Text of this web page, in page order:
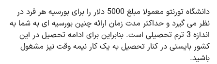
دانشگاه تورنتو معمولا مبلغ 5000 دلار را برای بورسیه هر فرد در
نظر می گیرد و حداکثر مدت زمان ارائه چنین بورسیه ای به شما به
اندازه 3 ترم تحصیلی است. بنابراین برای ادامه تحصیل در این
کشور بایستی در کنار تحصیل به یک کار نیمه وقت نیز مشغول
باشید.